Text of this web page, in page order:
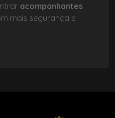
acompanhantes
mais segurança e